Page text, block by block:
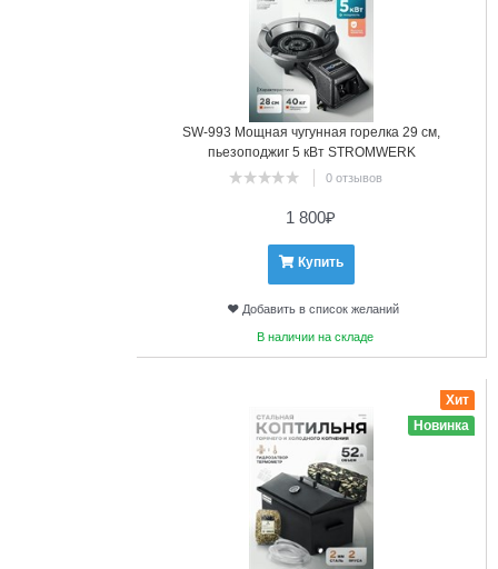
SW-993 Мощная чугунная горелка 29 см,
пьезоподжиг 5 кВт STROMWERK
0 отзывов
1 800₽
Купить
Добавить в список желаний
В наличии на складе
Хит
Новинка